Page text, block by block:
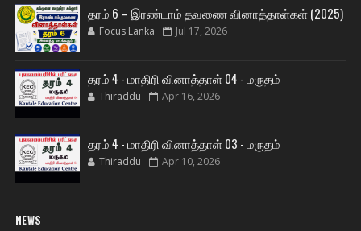
தரம் 6 – இரண்டாம் தவணை வினாத்தாள்கள் (2025)
Focus Lanka Jul 17, 2026
தரம் 4 - மாதிரி வினாத்தாள் 04 - மருதம்
Thiraddu Apr 16, 2026
தரம் 4 - மாதிரி வினாத்தாள் 03 - மருதம்
Thiraddu Apr 10, 2026
NEWS